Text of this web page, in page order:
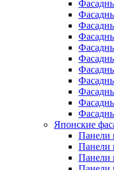
Японские
Панели
Панели
Панели